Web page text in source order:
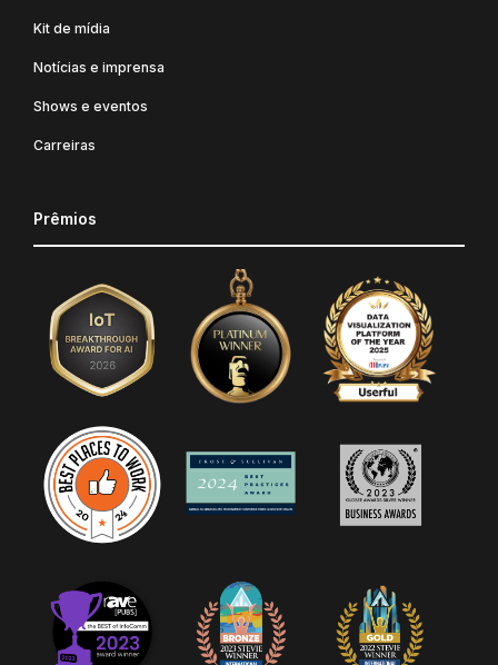
Kit de mídia
Notícias e imprensa
Shows e eventos
Carreiras
Prêmios